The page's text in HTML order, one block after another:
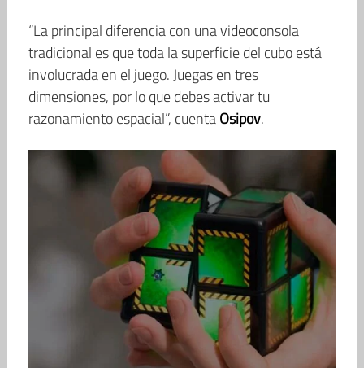
“La principal diferencia con una videoconsola
tradicional es que toda la superficie del cubo está
involucrada en el juego. Juegas en tres
dimensiones, por lo que debes activar tu
razonamiento espacial”, cuentaOsipov.